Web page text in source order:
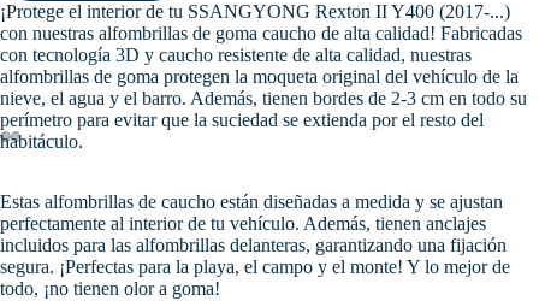
¡Protege el interior de tu SSANGYONG Rexton II Y400 (2017-...)
con nuestras alfombrillas de goma caucho de alta calidad! Fabricadas
con tecnología 3D y caucho resistente de alta calidad, nuestras
alfombrillas de goma protegen la moqueta original del vehículo de la
nieve, el agua y el barro. Además, tienen bordes de 2-3 cm en todo su
perímetro para evitar que la suciedad se extienda por el resto del
habitáculo.
Estas alfombrillas de caucho están diseñadas a medida y se ajustan
perfectamente al interior de tu vehículo. Además, tienen anclajes
incluidos para las alfombrillas delanteras, garantizando una fijación
segura. ¡Perfectas para la playa, el campo y el monte! Y lo mejor de
todo, ¡no tienen olor a goma!